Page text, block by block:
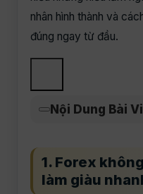
nhân hình thành và
đúng ngay từ đầu.
Nội Dung Bài
1. Forex
làm giàu